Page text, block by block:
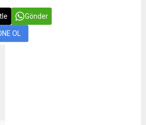
Gönder
OL